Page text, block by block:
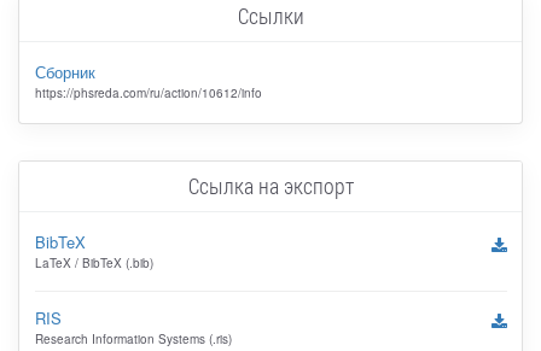
Ссылки
Сборник
https://phsreda.com/ru/action/10612/info
Ссылка на экспорт
BibTeX
LaTeX / BibTeX (.bib)
RIS
Research Information Systems (.ris)